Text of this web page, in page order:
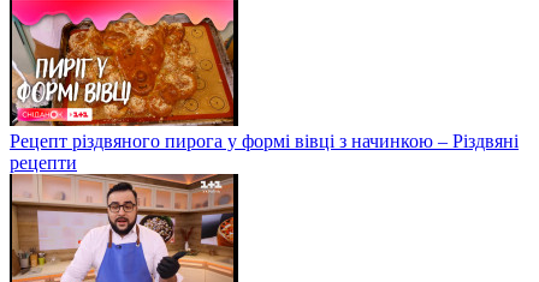
Рецепт різдвяного пирога у формі вівці з начинкою – Різдвяні
рецепти